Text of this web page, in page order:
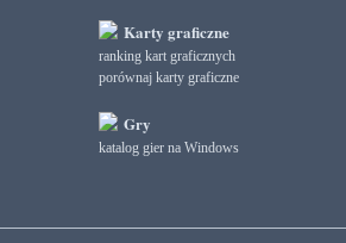
Karty graficzne
ranking kart graficznych
porównaj karty graficzne
Gry
katalog gier na Windows